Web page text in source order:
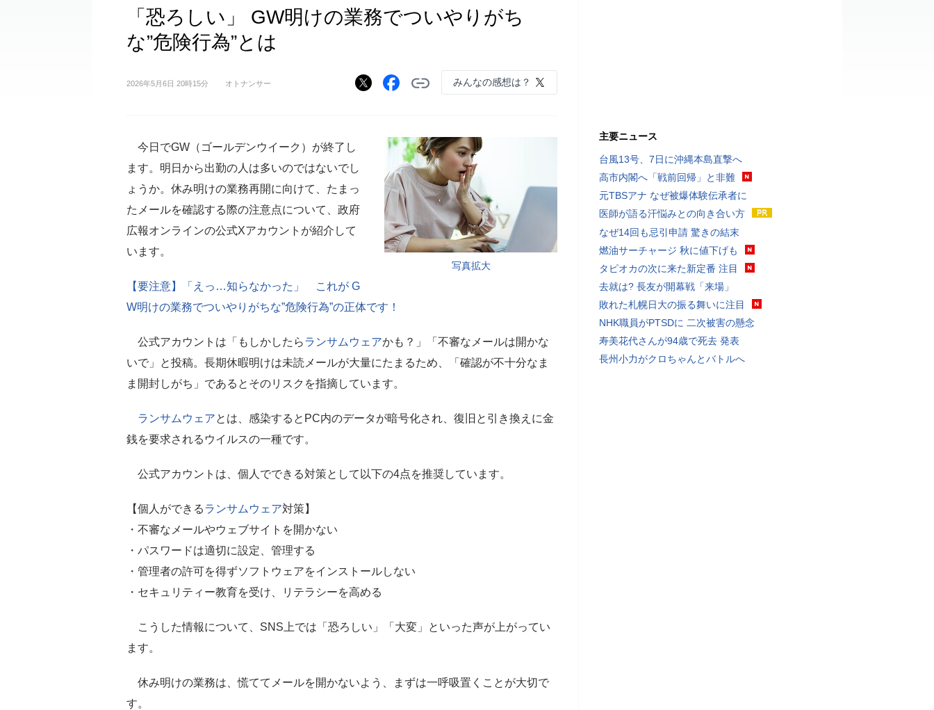
「恐ろしい」 GW明けの業務でついやりがち
な”危険行為”とは
2026年5月6日 20時15分 オトナンサー みんなの感想は？
写真拡大
今日でGW（ゴールデンウイーク）が終了し
ます。明日から出勤の人は多いのではないでし
ょうか。休み明けの業務再開に向けて、たまっ
たメールを確認する際の注意点について、政府
広報オンラインの公式Xアカウントが紹介して
います。
【要注意】「えっ…知らなかった」 これが G
W明けの業務でついやりがちな”危険行為”の正体です！
公式アカウントは「もしかしたらランサムウェアかも？」「不審なメールは開かな
いで」と投稿。長期休暇明けは未読メールが大量にたまるため、「確認が不十分なま
ま開封しがち」であるとそのリスクを指摘しています。
ランサムウェアとは、感染するとPC内のデータが暗号化され、復旧と引き換えに金
銭を要求されるウイルスの一種です。
公式アカウントは、個人でできる対策として以下の4点を推奨しています。
【個人ができるランサムウェア対策】
・不審なメールやウェブサイトを開かない
・パスワードは適切に設定、管理する
・管理者の許可を得ずソフトウェアをインストールしない
・セキュリティー教育を受け、リテラシーを高める
こうした情報について、SNS上では「恐ろしい」「大変」といった声が上がってい
ます。
休み明けの業務は、慌ててメールを開かないよう、まずは一呼吸置くことが大切で
す。
主要ニュース
台風13号、7日に沖縄本島直撃へ
高市内閣へ「戦前回帰」と非難
元TBSアナ なぜ被爆体験伝承者に
医師が語る汗悩みとの向き合い方
なぜ14回も忌引申請 驚きの結末
燃油サーチャージ 秋に値下げも
タピオカの次に来た新定番 注目
去就は? 長友が開幕戦「来場」
敗れた札幌日大の振る舞いに注目
NHK職員がPTSDに 二次被害の懸念
寿美花代さんが94歳で死去 発表
長州小力がクロちゃんとバトルへ